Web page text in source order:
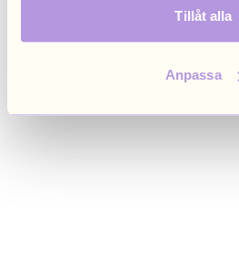
Tillåt alla
Anpassa